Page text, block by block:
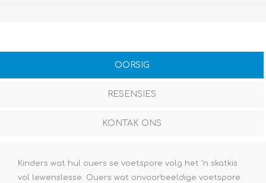
OORSIG
RESENSIES
KONTAK ONS
Kinders wat hul ouers se voetspore volg het ‘n skatkis
vol lewenslesse. Ouers wat onvoorbeeldige voetspore